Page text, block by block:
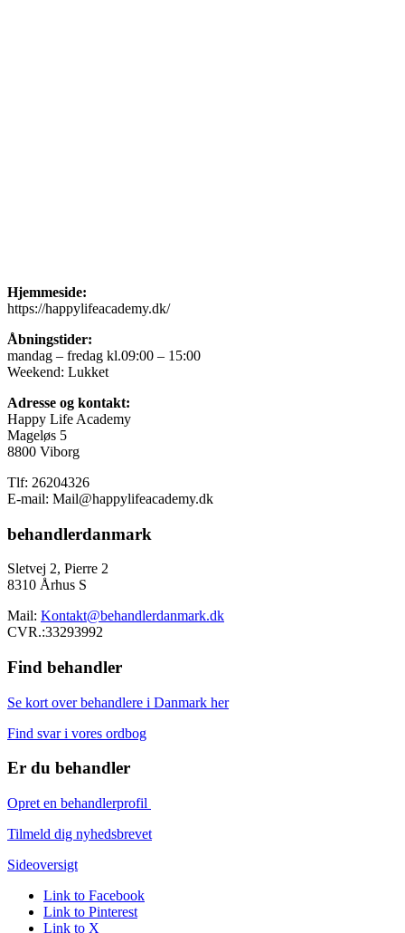
Hjemmeside:
https://happylifeacademy.dk/
Åbningstider:
mandag – fredag kl.09:00 – 15:00
Weekend: Lukket
Adresse og kontakt:
Happy Life Academy
Mageløs 5
8800 Viborg
Tlf: 26204326
E-mail: Mail@happylifeacademy.dk
behandlerdanmark
Sletvej 2, Pierre 2
8310 Århus S
Mail: Kontakt@behandlerdanmark.dk
CVR.:33293992
Find behandler
Se kort over behandlere i Danmark her
Find svar i vores ordbog
Er du behandler
Opret en behandlerprofil
Tilmeld dig nyhedsbrevet
Sideoversigt
Link to Facebook
Link to Pinterest
Link to X